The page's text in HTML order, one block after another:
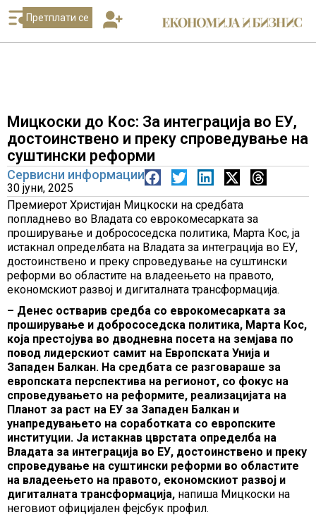
Претплати се
Мицкоски до Кос: За интеграција во ЕУ,
достоинствено и преку спроведување на
суштински реформи
Сервисни информации
30 јуни, 2025
Премиерот Христијан Мицкоски на средбата
попладнево во Владата со еврокомесарката за
проширување и добрососедска политика, Марта Кос, ја
истакнал определбата на Владата за интеграција во ЕУ,
достоинствено и преку спроведување на суштински
реформи во областите на владеењето на правото,
економскиот развој и дигиталната трансформација.
– Денес остварив средба со еврокомесарката за
проширување и добрососедска политика, Марта Кос,
која престојува во дводневна посета на земјава по
повод лидерскиот самит на Европската Унија и
Западен Балкан. На средбата се разговараше за
европската перспектива на регионот, со фокус на
спроведувањето на реформите, реализацијата на
Планот за раст на ЕУ за Западен Балкан и
унапредувањето на соработката со европските
институции. Ја истакнав цврстата определба на
Владата за интеграција во ЕУ, достоинствено и преку
спроведување на суштински реформи во областите
на владеењето на правото, економскиот развој и
дигиталната трансформација, напиша Мицкоски на
неговиот официјален фејсбук профил.